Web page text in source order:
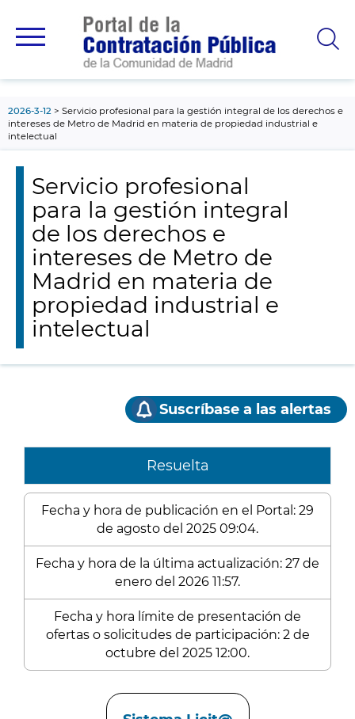
principal
2026-3-12
Servicio profesional para la gestión integral de los derechos e
intereses de Metro de Madrid en materia de propiedad industrial e
intelectual
Servicio profesional
para la gestión integral
de los derechos e
intereses de Metro de
Madrid en materia de
propiedad industrial e
intelectual
Suscríbase a las alertas
Resuelta
Fecha y hora de publicación en el Portal: 29
de agosto del 2025 09:04.
Fecha y hora de la última actualización: 27 de
enero del 2026 11:57.
Fecha y hora límite de presentación de
ofertas o solicitudes de participación: 2 de
octubre del 2025 12:00.